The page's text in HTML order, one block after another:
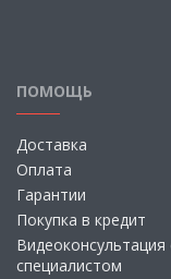
ПОМОЩЬ
Доставка
Оплата
Гарантии
Покупка в кредит
Видеоконсультация
специалистом